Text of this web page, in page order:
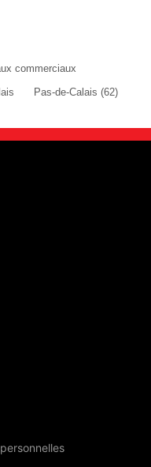
commerciaux
Pas-de-Calais (62)